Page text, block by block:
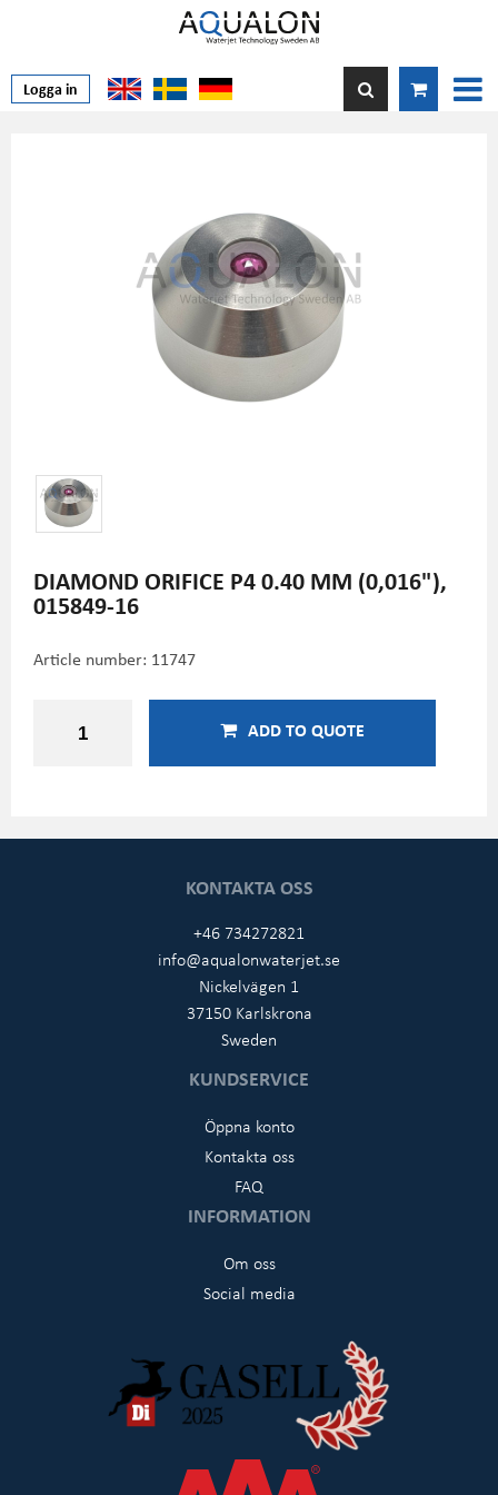
Logga in
DIAMOND ORIFICE P4 0.40 MM (0,016"),
015849-16
Article number: 11747
ADD TO QUOTE
KONTAKTA OSS
+46 734272821
info@aqualonwaterjet.se
Nickelvägen 1
37150 Karlskrona
Sweden
KUNDSERVICE
Öppna konto
Kontakta oss
FAQ
INFORMATION
Om oss
Social media